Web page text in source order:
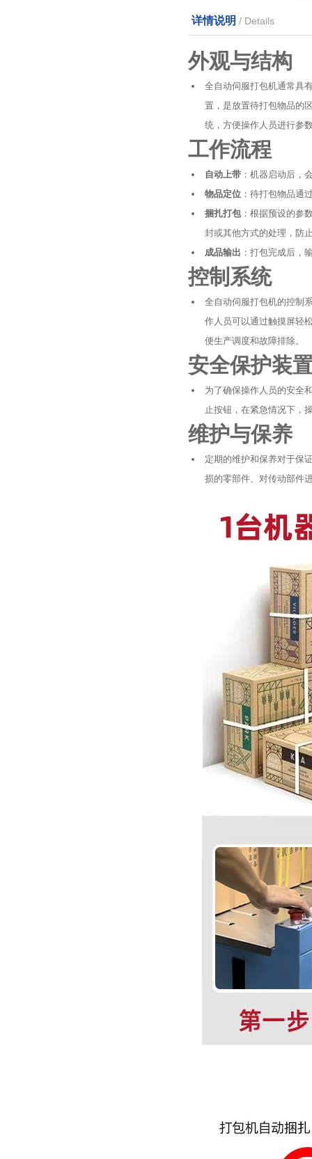
详情说明 / Details
外观与结构
全自动伺服打包机通常具
置，是放置待打包物品的
统，方便操作人员进行参
工作流程
自动上带 ：机器启动后，
物品定位 ：待打包物品通
捆扎打包：根据预设的参
封或其他方式的处理，防
成品输出 ：打包完成后，
控制系统
全自动伺服打包机的控制
作人员可以通过触摸屏轻
便生产调度和故障排除。
安全保护装
为了确保操作人员的安全
止按钮，在紧急情况下，
维护与保养
定期的维护和保养对于保
损的零部件、对传动部件